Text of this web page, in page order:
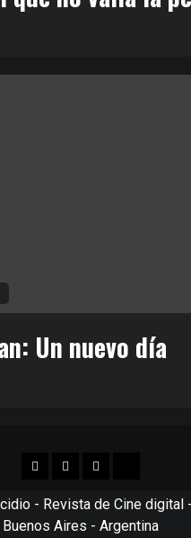
Un nuevo día
Facebook
TwitterInstagram
- Revista de Cine digital
Buenos Aires - Argentina